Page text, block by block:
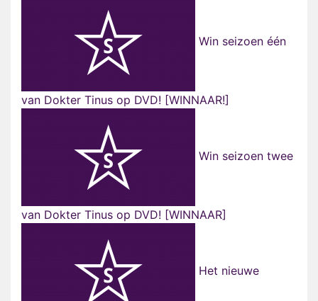
Win seizoen één
van Dokter Tinus op DVD! [WINNAAR!]
Win seizoen twee
van Dokter Tinus op DVD! [WINNAAR]
Het nieuwe